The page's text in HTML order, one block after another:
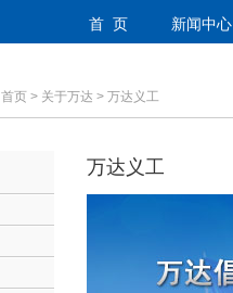
首 页 新闻中心
首页 > 关于万达 > 万达义工
万达义工